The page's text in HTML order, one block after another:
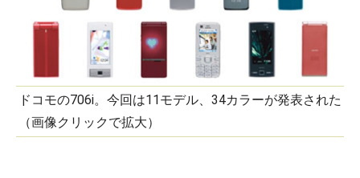
ドコモの706i。今回は11モデル、34カラーが発表された
（画像クリックで拡大）